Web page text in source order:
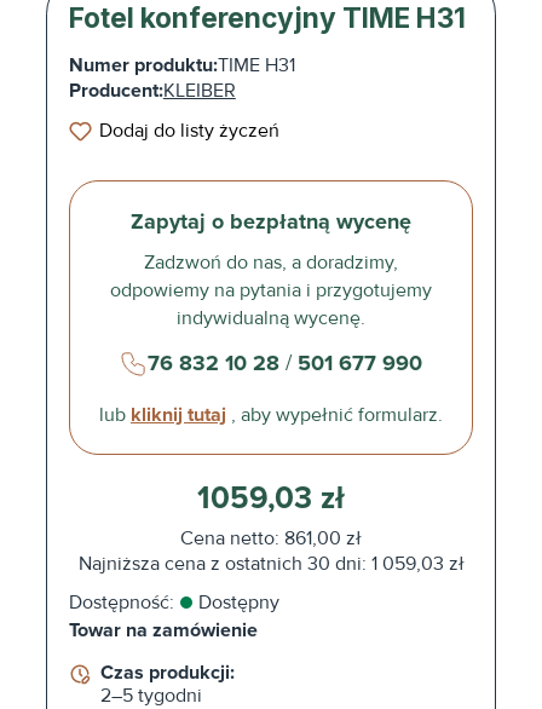
Fotel konferencyjny TIME H31
Numer produktu:TIME H31
Producent:KLEIBER
Dodaj do listy życzeń
Zapytaj o bezpłatną wycenę
Zadzwoń do nas, a doradzimy,
odpowiemy na pytania i przygotujemy
indywidualną wycenę.
76 832 10 28/ 501 677 990
lub kliknij tutaj , aby wypełnić formularz.
1059,03 zł
Cena netto: 861,00 zł
Najniższa cena z ostatnich 30 dni: 1 059,03 zł
Dostępność:
Dostępny
Towar na zamówienie
Czas produkcji:
2–5 tygodni